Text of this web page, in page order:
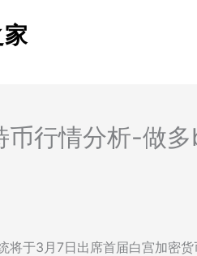
币行情分析-做
将于3月7日出席首届白宫加密